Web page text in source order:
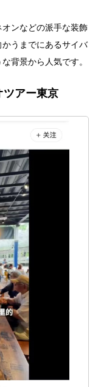
ンなどの派手な装飾
うまでにあるサイバ
背景から人気です。
ツアー東京